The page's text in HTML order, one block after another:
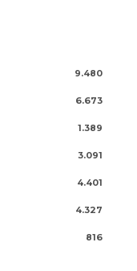
9.480
6.673
1.389
3.091
4.401
4.327
816